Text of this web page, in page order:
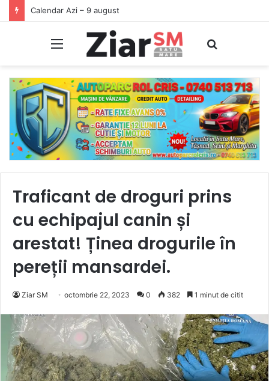
Începeți ziua cu o pastilă…de zâmbet!
Meniu
Traficant de droguri prins
cu echipajul canin și
arestat! Ținea drogurile în
pereții mansardei.
Ziar SM octombrie 22, 2023 0 382 1 minut de citit